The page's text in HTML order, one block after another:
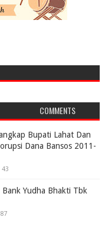
COMMENTS
Bupati Lahat Dan
Dana Bansos 2011-
43
Yudha Bhakti Tbk
87